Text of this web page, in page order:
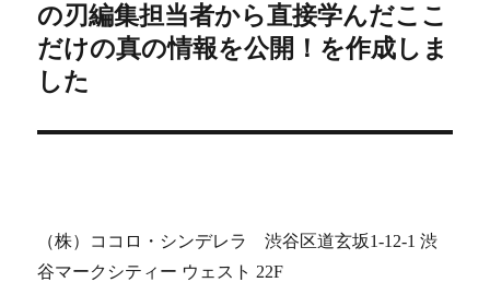
ョ
ン
投
稿:
の刃編集担当者から直接学んだここ
だけの真の情報を公開！を作成しま
した
（株）ココロ・シンデレラ 渋谷区道玄坂1-12-1 渋
谷マークシティー ウェスト 22F